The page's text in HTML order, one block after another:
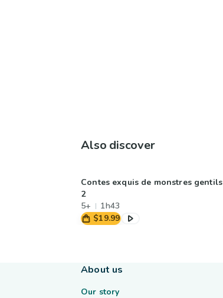
Also discover
Contes exquis de monstres gentils
2
5+
1h43
$19.99
About us
Our story